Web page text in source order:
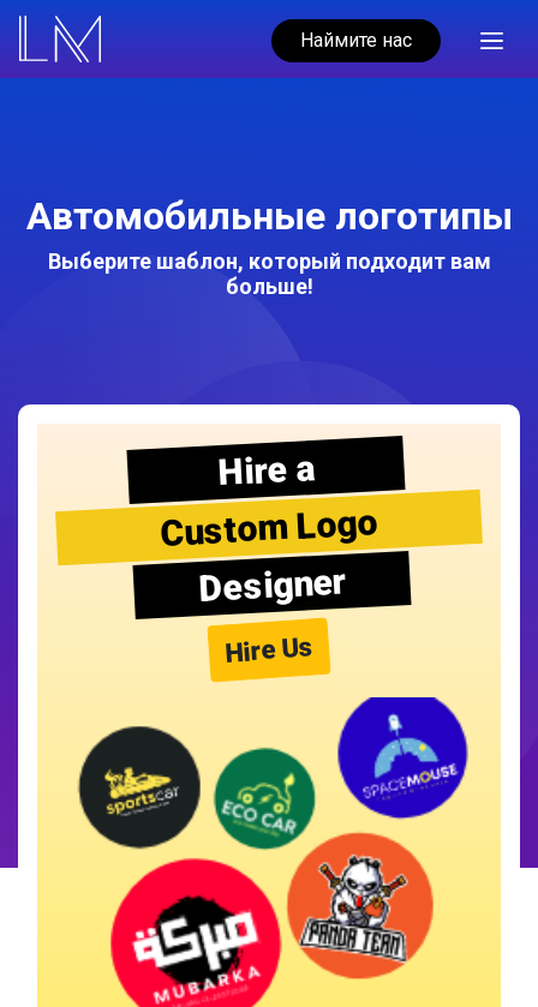
Наймите нас
Автомобильные логотипы
Выберите шаблон, который подходит вам
больше!
Hire a
Custom Logo
Designer
Hire Us